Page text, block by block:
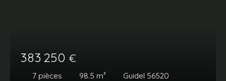
383 250 €
7 pièces 98.5 m² Guidel 56520